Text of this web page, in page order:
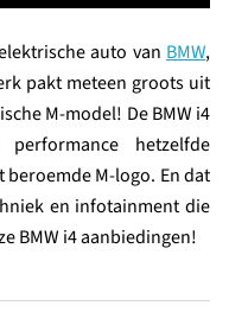
auto van BMW,
pakt meteen groots uit
M-model! De BMW i4
hetzelfde
M-logo. En dat
en infotainment die
BMW i4 aanbiedingen!